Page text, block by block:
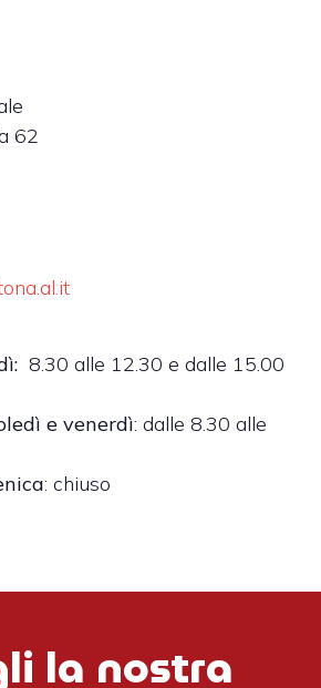
62
8.30 alle 12.30 e dalle 15.00
e venerdì: dalle 8.30 alle
: chiuso
la nostra